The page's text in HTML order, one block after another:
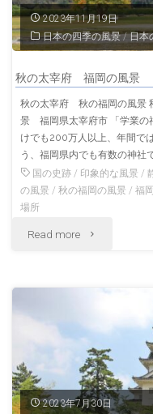
島
風
景"
2023年11月19日
日本の四季の風景 / 日本
秋の太宰府 福岡の風景
秋の太宰府 秋の福岡の風景
景 福岡県太宰府市 「学業の
けでも200万人以上、年間で
う、福岡県内でも有数の神社で
国の史跡 / 印象的な風景 /
の風景 /秋の福岡の風景 /福
場所
Read more "秋
宰
府
福
2023年7月30日